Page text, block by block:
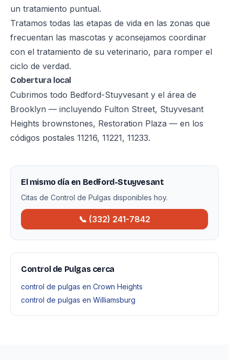
un tratamiento puntual.
Tratamos todas las etapas de vida en las zonas que
frecuentan las mascotas y aconsejamos coordinar
con el tratamiento de su veterinario, para romper el
ciclo de verdad.
Cobertura local
Cubrimos todo Bedford-Stuyvesant y el área de
Brooklyn — incluyendo Fulton Street, Stuyvesant
Heights brownstones, Restoration Plaza — en los
códigos postales 11216, 11221, 11233.
El mismo día en Bedford-Stuyvesant
Citas de Control de Pulgas disponibles hoy.
📞 (332) 241-7842
Control de Pulgas cerca
control de pulgas en Crown Heights
control de pulgas en Williamsburg